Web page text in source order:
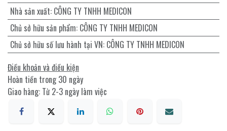
Nhà sản xuất: CÔNG TY TNHH MEDICON
Chủ sở hữu sản phẩm: CÔNG TY TNHH MEDICON
Chủ sở hữu số lưu hành tại VN: CÔNG TY TNHH MEDICON
Điều khoản và điều kiện
Hoàn tiền trong 30 ngày
Giao hàng: Từ 2-3 ngày làm việc